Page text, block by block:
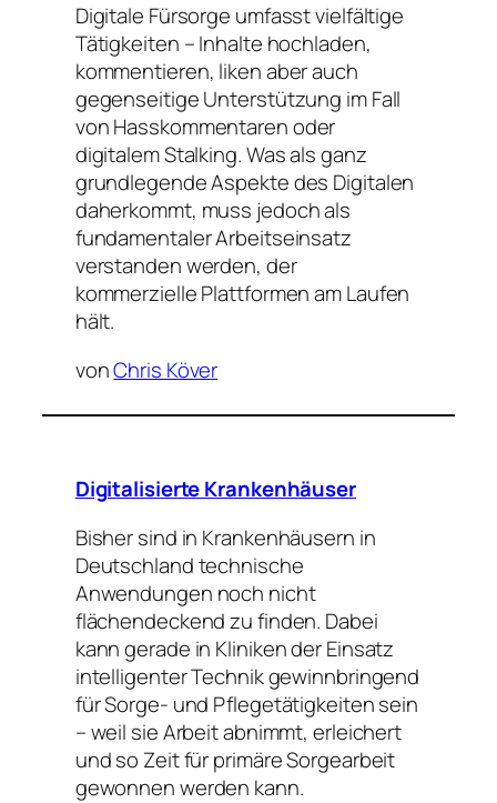
Digitale Fürsorge umfasst vielfältige
Tätigkeiten – Inhalte hochladen,
kommentieren, liken aber auch
gegenseitige Unterstützung im Fall
von Hasskommentaren oder
digitalem Stalking. Was als ganz
grundlegende Aspekte des Digitalen
daherkommt, muss jedoch als
fundamentaler Arbeitseinsatz
verstanden werden, der
kommerzielle Plattformen am Laufen
hält.
vonChris Köver
Digitalisierte Krankenhäuser
Bisher sind in Krankenhäusern in
Deutschland technische
Anwendungen noch nicht
flächendeckend zu finden. Dabei
kann gerade in Kliniken der Einsatz
intelligenter Technik gewinnbringend
für Sorge- und Pflegetätigkeiten sein
– weil sie Arbeit abnimmt, erleichert
und so Zeit für primäre Sorgearbeit
gewonnen werden kann.